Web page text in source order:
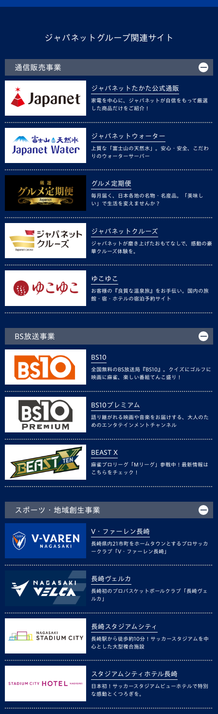
ジャパネットグループ関連サイト
通信販売事業
ジャパネットたかた公式通販
家電を中心に、ジャパネットが自信をもって厳選
した商品だけをご紹介！
ジャパネットウォーター
上質な「富士山の天然水」。安心・安全、こだわ
りのウォーターサーバー
グルメ定期便
毎月届く、日本各地の名物・名産品。「美味し
い」で生活を変えませんか？
ジャパネットクルーズ
ジャパネットが磨き上げたおもてなしで、感動の豪
華クルーズ体験を。
ゆこゆこ
お客様の『良質な温泉旅』をお手伝い。国内の旅
館・宿・ホテルの宿泊予約サイト
BS放送事業
BS10
全国無料のBS放送局『BS10』。クイズにゴルフに
映画に麻雀、楽しい番組てんこ盛り！
BS10プレミアム
語り継がれる映画や音楽をお届けする、大人のた
めのエンタテインメントチャンネル
BEAST X
麻雀プロリーグ「Mリーグ」参戦中！最新情報は
こちらをチェック！
スポーツ・地域創生事業
V・ファーレン長崎
長崎県内21市町をホームタウンとするプロサッカ
ークラブ「V・ファーレン長崎」
長崎ヴェルカ
長崎初のプロバスケットボールクラブ「長崎ヴェ
ルカ」
長崎スタジアムシティ
長崎駅から徒歩約10分！サッカースタジアムを中
心とした大型複合施設
スタジアムシティホテル長崎
日本初！サッカースタジアムビューホテルで特別
な感動とくつろぎを。